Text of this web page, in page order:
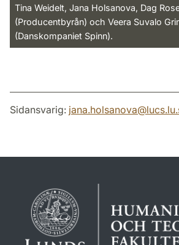
Tina Weidelt, Jana Holsanova, Dag
(Producentbyrån) och Veera Suvalo
(Danskompaniet Spinn).
Sidansvarig: jana.holsanova@lucs.lu.